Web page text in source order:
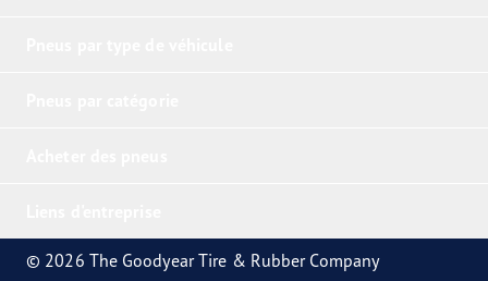
© 2026 The Goodyear Tire & Rubber Company